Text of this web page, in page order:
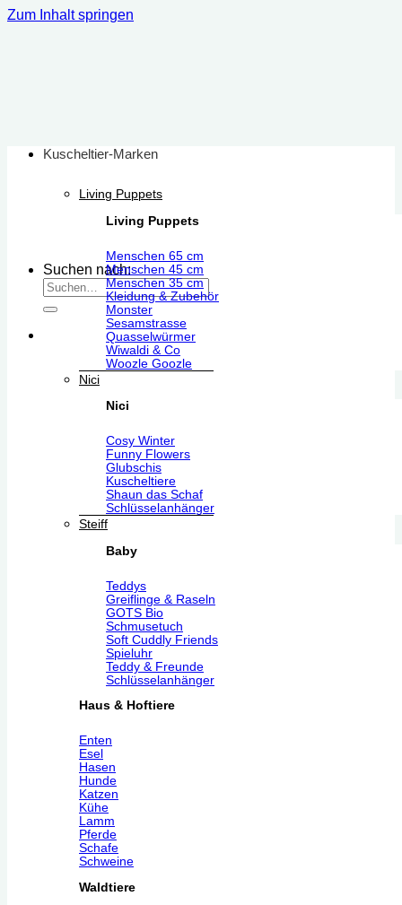
Zum Inhalt springen
Suchen nach:
Kuscheltier-Marken
Living Puppets
Living Puppets
Menschen 65 cm
Menschen 45 cm
Menschen 35 cm
Kleidung & Zubehör
Monster
Sesamstrasse
Quasselwürmer
Wiwaldi & Co
Woozle Goozle
Nici
Nici
Cosy Winter
Funny Flowers
Glubschis
Kuscheltiere
Shaun das Schaf
Schlüsselanhänger
Steiff
Baby
Teddys
Greiflinge & Raseln
GOTS Bio
Schmusetuch
Soft Cuddly Friends
Spieluhr
Teddy & Freunde
Schlüsselanhänger
Haus & Hoftiere
Enten
Esel
Hasen
Hunde
Katzen
Kühe
Lamm
Pferde
Schafe
Schweine
Waldtiere